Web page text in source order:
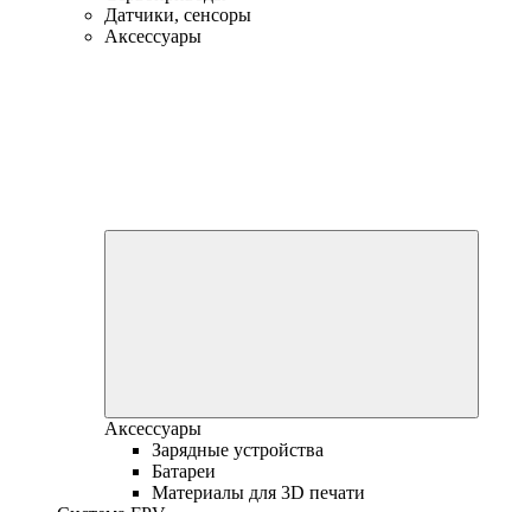
Датчики, сенсоры
Аксессуары
Аксессуары
Зарядные устройства
Батареи
Материалы для 3D печати